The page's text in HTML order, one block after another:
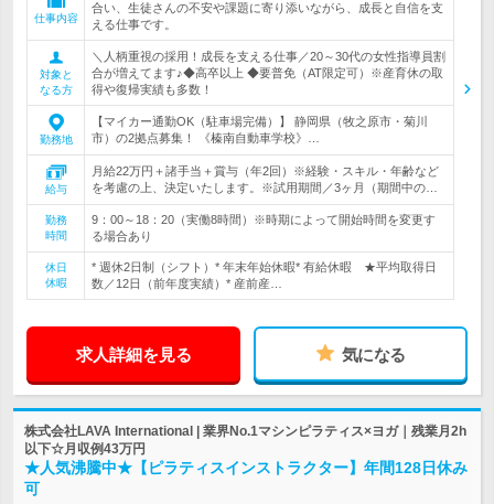
仕事内容
合い、生徒さんの不安や課題に寄り添いながら、成長と自信を支
える仕事です。
対象と
なる方
＼人柄重視の採用！成長を支える仕事／20～30代の女性指導員割
合が増えてます♪◆高卒以上 ◆要普免（AT限定可）※産育休の取
得や復帰実績も多数！
勤務地
【マイカー通勤OK（駐車場完備）】 静岡県（牧之原市・菊川
市）の2拠点募集！ 《榛南自動車学校》…
給与
月給22万円＋諸手当＋賞与（年2回）※経験・スキル・年齢など
を考慮の上、決定いたします。※試用期間／3ヶ月（期間中の…
勤務
時間
9：00～18：20（実働8時間）※時期によって開始時間を変更す
る場合あり
休日
休暇
* 週休2日制（シフト）* 年末年始休暇* 有給休暇 ★平均取得日
数／12日（前年度実績）* 産前産…
求人詳細を見る 気になる
株式会社LAVA International | 業界No.1マシンピラティス×ヨガ｜残業月2h
以下☆月収例43万円
★人気沸騰中★【ピラティスインストラクター】年間128日休み
可